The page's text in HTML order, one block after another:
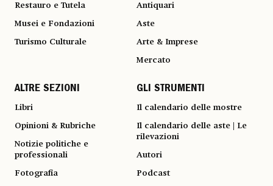
Restauro e Tutela
Musei e Fondazioni
Turismo Culturale
Antiquari
Aste
Arte & Imprese
Mercato
ALTRE SEZIONI
Libri
Opinioni & Rubriche
Notizie politiche e
professionali
Fotografia
GLI STRUMENTI
Il calendario delle mostre
Il calendario delle aste | Le
rilevazioni
Autori
Podcast